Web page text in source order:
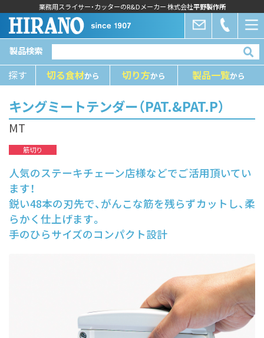
製品検索
探す 切る⾷材から 切り⽅から 製品⼀覧から
業務用スライサー・カッターのR&Dメーカー 株式会社平野製作所
キングミートテンダー（PAT.&PAT.P）
MT
筋切り
人気のステーキチェーン店様などでご活用頂いてい
ます！
鋭い48本の刃先で、がんこな筋を残らずカットし、柔
らかく仕上げます。
手のひらサイズのコンパクト設計